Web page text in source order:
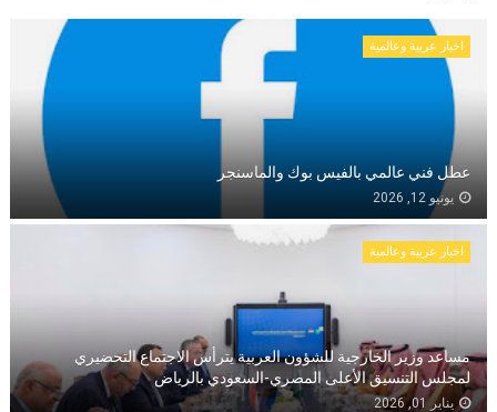
اخبار عربية وعالمية
عطل فني عالمي بالفيس بوك والماسنجر
يونيو 12, 2026
اخبار عربية وعالمية
مساعد وزير الخارجية للشؤون العربية يترأس الاجتماع التحضيري
لمجلس التنسيق الأعلى المصري-السعودي بالرياض
يناير 01, 2026